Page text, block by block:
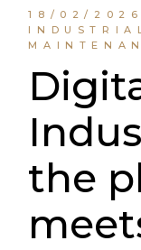
18/02/2026
the